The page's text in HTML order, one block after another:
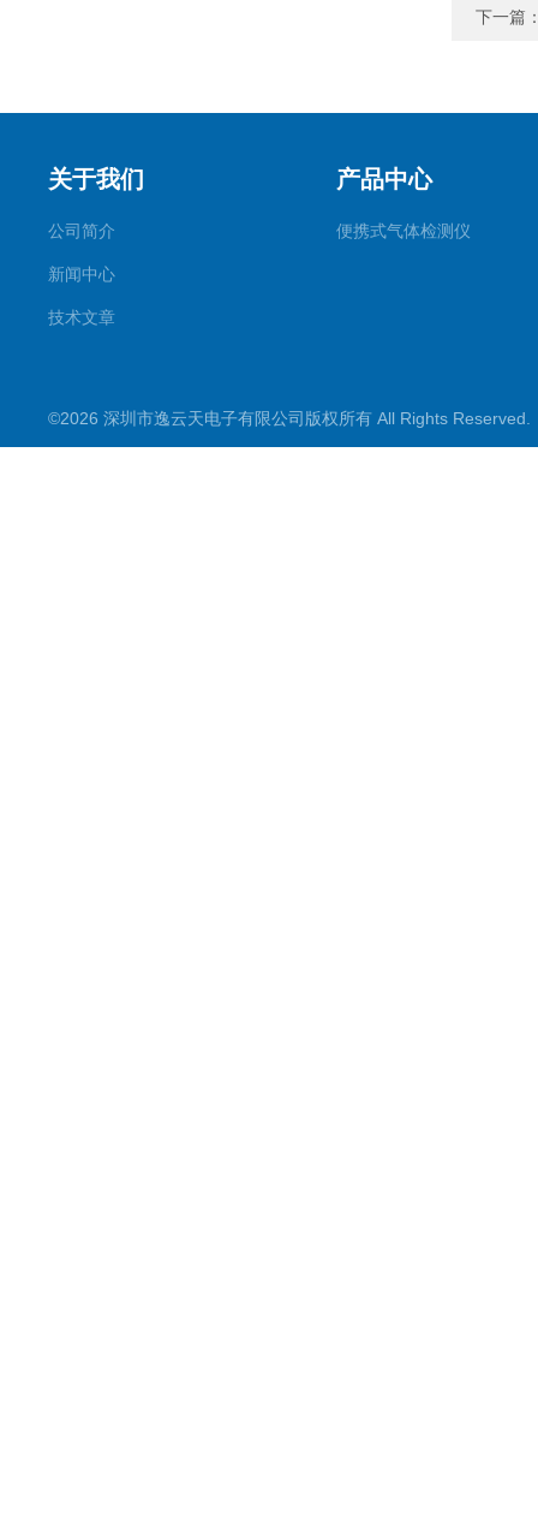
下一篇
关于我们
公司简介
新闻中心
技术文章
产品中心
便携式气体检测仪
©2026 深圳市逸云天电子有限公司版权所有 All Rights